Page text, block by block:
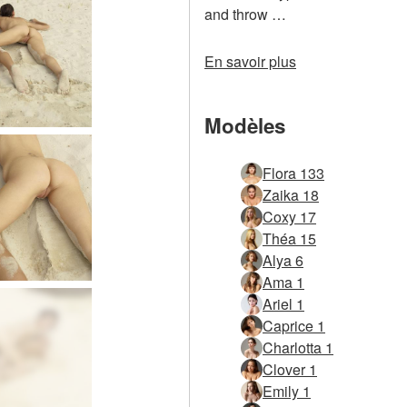
and throw …
En savoir plus
Modèles
Flora 133
Zaika 18
Coxy 17
Théa 15
Alya 6
Ama 1
Ariel 1
Caprice 1
Charlotta 1
Clover 1
Emily 1